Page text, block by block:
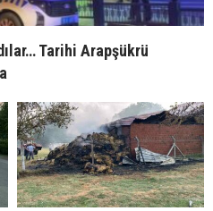
Tarihi Arapşükrü